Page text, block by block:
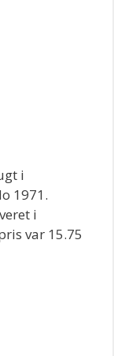
i
1971.
i
var 15.75